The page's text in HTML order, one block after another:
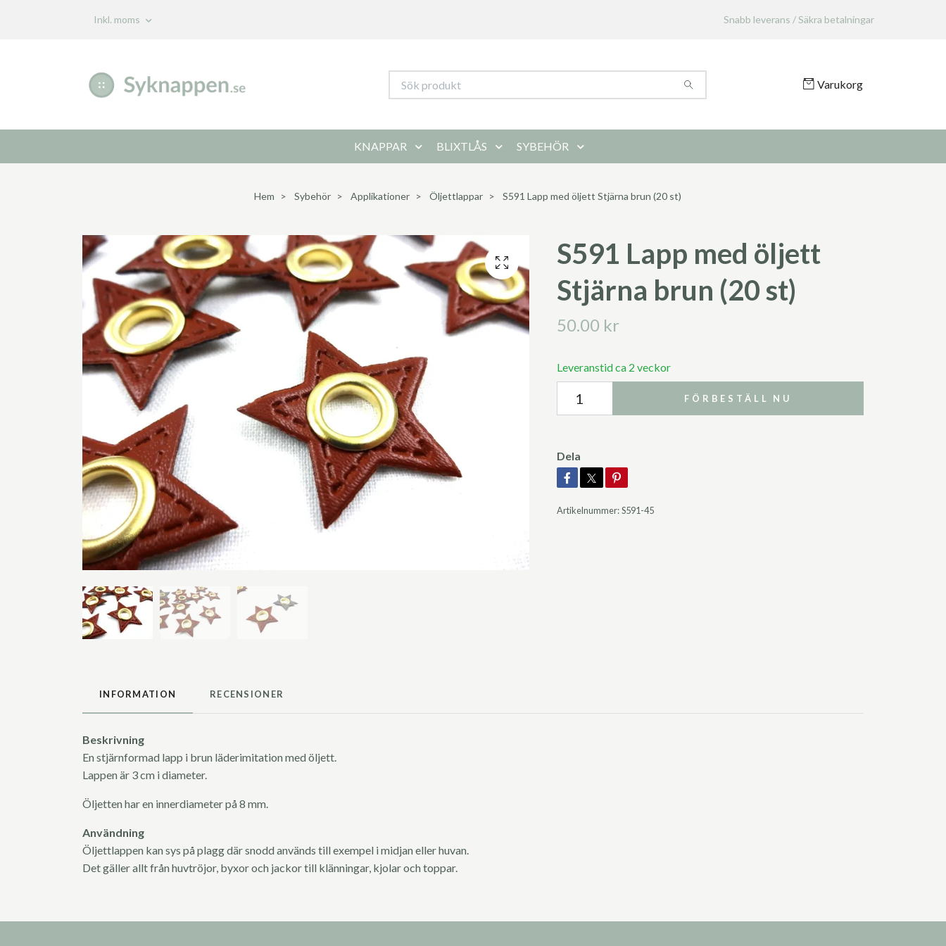
Inkl. moms Snabb leverans / Säkra betalningar
Varukorg
KNAPPAR BLIXTLÅS SYBEHÖR
Hem Sybehör Applikationer Öljettlappar S591 Lapp med öljett Stjärna brun (20 st)
S591 Lapp med öljett
Stjärna brun (20 st)
50.00 kr
Leveranstid ca 2 veckor
FÖRBESTÄLL NU
Dela
Artikelnummer:S591-45
INFORMATION RECENSIONER
Beskrivning
En stjärnformad lapp i brun läderimitation med öljett.
Lappen är 3 cm i diameter.
Öljetten har en innerdiameter på 8 mm.
Användning
Öljettlappen kan sys på plagg där snodd används till exempel i midjan eller huvan.
Det gäller allt från huvtröjor, byxor och jackor till klänningar, kjolar och toppar.